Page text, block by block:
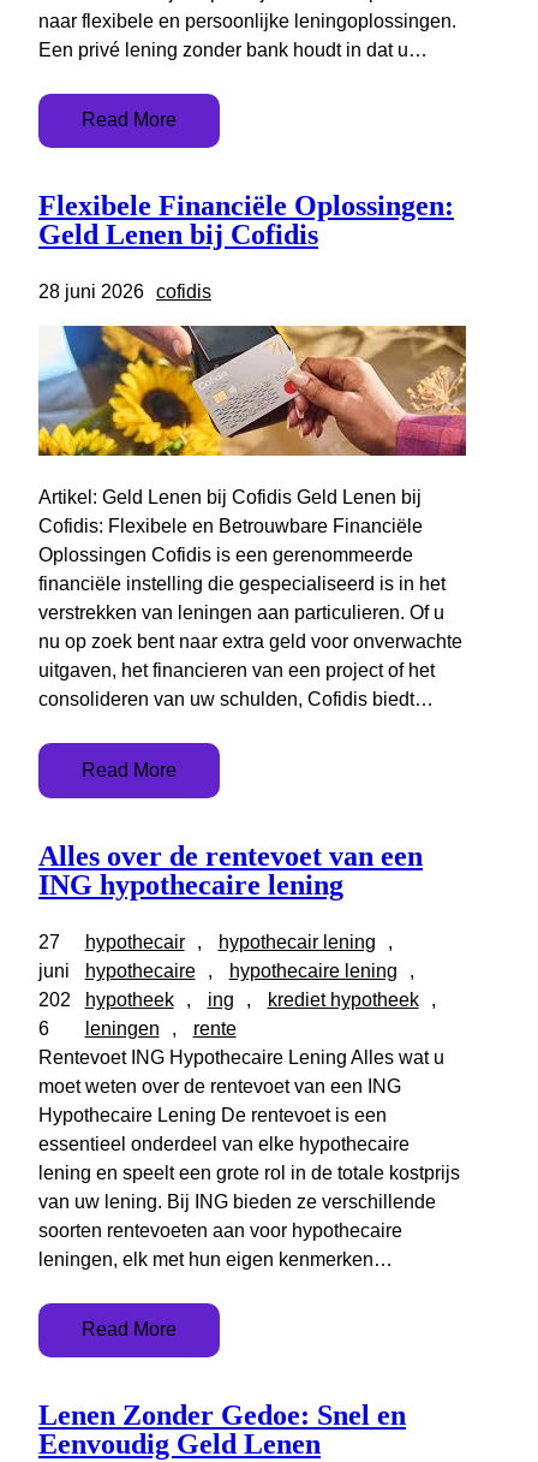
naar flexibele en persoonlijke leningoplossingen.
Een privé lening zonder bank houdt in dat u…
Read More
Flexibele Financiële Oplossingen:
Geld Lenen bij Cofidis
28 juni 2026 cofidis
Artikel: Geld Lenen bij Cofidis Geld Lenen bij
Cofidis: Flexibele en Betrouwbare Financiële
Oplossingen Cofidis is een gerenommeerde
financiële instelling die gespecialiseerd is in het
verstrekken van leningen aan particulieren. Of u
nu op zoek bent naar extra geld voor onverwachte
uitgaven, het financieren van een project of het
consolideren van uw schulden, Cofidis biedt…
Read More
Alles over de rentevoet van een
ING hypothecaire lening
27
juni
202
6
hypothecair , hypothecair lening
hypothecaire
, hypothecaire lening
hypotheek
, ing , krediet hypotheek
leningen
,
rente
Rentevoet ING Hypothecaire Lening Alles wat u
moet weten over de rentevoet van een ING
Hypothecaire Lening De rentevoet is een
essentieel onderdeel van elke hypothecaire
lening en speelt een grote rol in de totale kostprijs
van uw lening. Bij ING bieden ze verschillende
soorten rentevoeten aan voor hypothecaire
leningen, elk met hun eigen kenmerken…
Read More
Lenen Zonder Gedoe: Snel en
Eenvoudig Geld Lenen